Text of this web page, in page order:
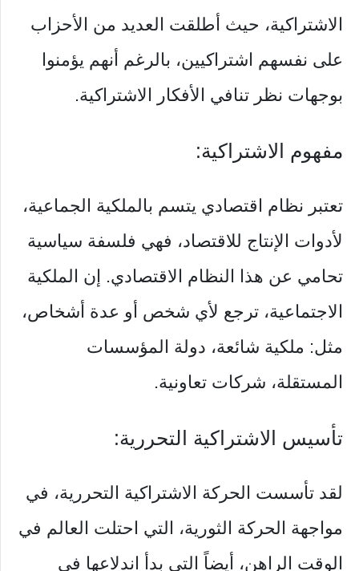
الاشتراكية، حيث أطلقت العديد من الأحزاب
على نفسهم اشتراكيين، بالرغم أنهم يؤمنوا
بوجهات نظر تنافي الأفكار الاشتراكية.
مفهوم الاشتراكية:
تعتبر نظام اقتصادي يتسم بالملكية الجماعية،
لأدوات الإنتاج للاقتصاد، فهي فلسفة سياسية
تحامي عن هذا النظام الاقتصادي. إن الملكية
الاجتماعية، ترجع لأي شخص أو عدة أشخاص،
مثل: ملكية شائعة، دولة المؤسسات
المستقلة، شركات تعاونية.
تأسيس الاشتراكية التحررية:
لقد تأسست الحركة الاشتراكية التحررية، في
مواجهة الحركة الثورية، التي احتلت العالم في
الوقت الراهن، أيضاً التي بدأ اندلاعها في